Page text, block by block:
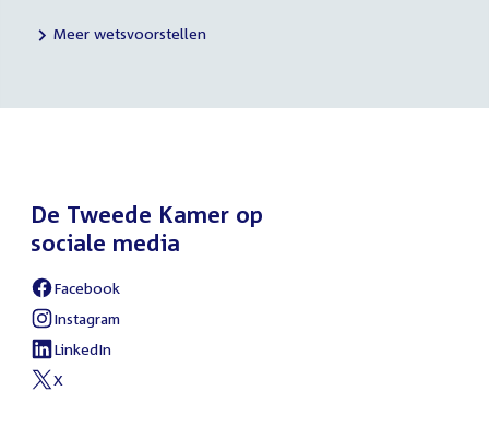
Meer wetsvoorstellen
De Tweede Kamer op
sociale media
External
link:
Facebook
External
link:
Instagram
External
link:
LinkedIn
External
X